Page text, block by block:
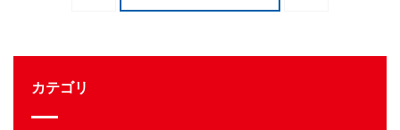
カテゴリ